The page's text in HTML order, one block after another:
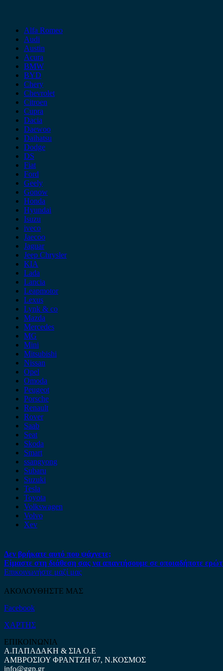
Alfa Romeo
Audi
Austin
Acura
BMW
BYD
Chery
Chevrolet
Citroen
Cupra
Dacia
Daewoo
Daihatsu
Dodge
DS
Fiat
Ford
Geely
Gonow
Honda
Hyundai
Isuzu
iveco
Jaecoo
Jaguar
Jeep Chrysler
KIA
Lada
Lancia
Leapmotor
Lexus
Lynk & co
Mazda
Mercedes
MG
Mini
Mitsubishi
Nissan
Opel
Omoda
Peugeot
Porsche
Renault
Rover
Saab
Seat
Skoda
Smart
ssangyong
Subaru
Suzuki
Tesla
Toyota
Volkswagen
Volvo
Xev
Δεν βρήκατε αυτό που ψάχνετε;
Είμαστε στη διάθεση σας να απαντήσουμε σε οποιαδήποτε
Επικοινωνήστε μαζί μας
ΑΚΟΛΟΥΘΗΣΤΕ ΜΑΣ
Facebook
ΧΑΡΤΗΣ
ΕΠΙΚΟΙΝΩΝΙΑ
Α.ΠΑΠΑΔΑΚΗ & ΣΙΑ Ο.Ε
ΑΜΒΡΟΣΙΟΥ ΦΡΑΝΤΖΗ 67, Ν.ΚΟΣΜΟΣ
info@ggp.gr